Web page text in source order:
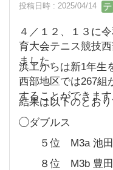
投稿日時 : 2025/04/14
４／１２、１３に
育大会テニス競技
ました。
浜工からは新1年生
西部地区では267組
することができます
結果は以下のとおり
◯ダブルス
５位 M3a 池田
８位 M3b 豊田